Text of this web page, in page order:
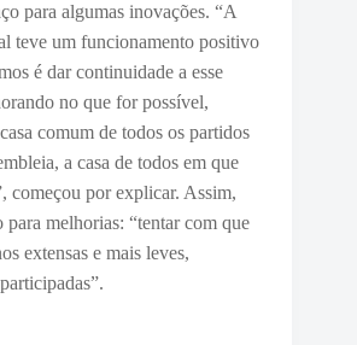
para algumas inovações. “A
teve um funcionamento positivo
é dar continuidade a esse
no que for possível,
comum de todos os partidos
a casa de todos em que
começou por explicar. Assim,
para melhorias: “tentar com que
extensas e mais leves,